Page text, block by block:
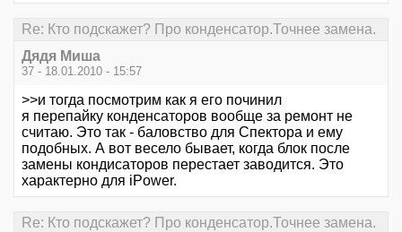
Re: Кто подскажет? Про конденсатор.Точнее замена.
Дядя Миша
37 - 18.01.2010 - 15:57
>>и тогда посмотрим как я его починил
я перепайку конденсаторов вообще за ремонт не
считаю. Это так - баловство для Спектора и ему
подобных. А вот весело бывает, когда блок после
замены кондисаторов перестает заводится. Это
характерно для iPower.
Re: Кто подскажет? Про конденсатор.Точнее замена.